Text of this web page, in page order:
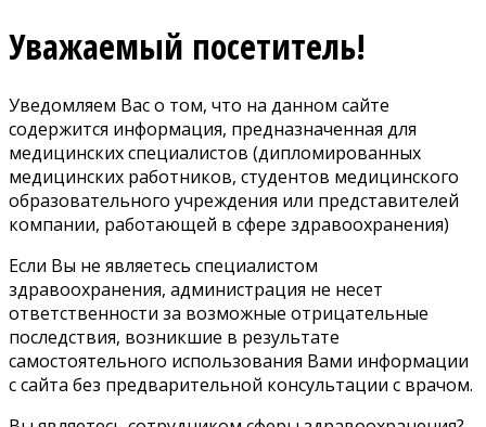
Уважаемый посетитель!
Уведомляем Вас о том, что на данном сайте
содержится информация, предназначенная для
медицинских специалистов (дипломированных
медицинских работников, студентов медицинского
образовательного учреждения или представителей
компании, работающей в сфере здравоохранения)
Если Вы не являетесь специалистом
здравоохранения, администрация не несет
ответственности за возможные отрицательные
последствия, возникшие в результате
самостоятельного использования Вами информации
с сайта без предварительной консультации с врачом.